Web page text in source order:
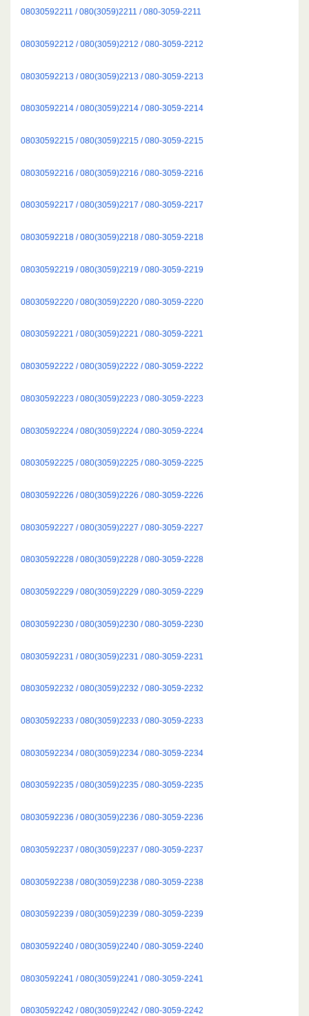
08030592211 / 080(3059)2211 / 080-3059-2211
08030592212 / 080(3059)2212 / 080-3059-2212
08030592213 / 080(3059)2213 / 080-3059-2213
08030592214 / 080(3059)2214 / 080-3059-2214
08030592215 / 080(3059)2215 / 080-3059-2215
08030592216 / 080(3059)2216 / 080-3059-2216
08030592217 / 080(3059)2217 / 080-3059-2217
08030592218 / 080(3059)2218 / 080-3059-2218
08030592219 / 080(3059)2219 / 080-3059-2219
08030592220 / 080(3059)2220 / 080-3059-2220
08030592221 / 080(3059)2221 / 080-3059-2221
08030592222 / 080(3059)2222 / 080-3059-2222
08030592223 / 080(3059)2223 / 080-3059-2223
08030592224 / 080(3059)2224 / 080-3059-2224
08030592225 / 080(3059)2225 / 080-3059-2225
08030592226 / 080(3059)2226 / 080-3059-2226
08030592227 / 080(3059)2227 / 080-3059-2227
08030592228 / 080(3059)2228 / 080-3059-2228
08030592229 / 080(3059)2229 / 080-3059-2229
08030592230 / 080(3059)2230 / 080-3059-2230
08030592231 / 080(3059)2231 / 080-3059-2231
08030592232 / 080(3059)2232 / 080-3059-2232
08030592233 / 080(3059)2233 / 080-3059-2233
08030592234 / 080(3059)2234 / 080-3059-2234
08030592235 / 080(3059)2235 / 080-3059-2235
08030592236 / 080(3059)2236 / 080-3059-2236
08030592237 / 080(3059)2237 / 080-3059-2237
08030592238 / 080(3059)2238 / 080-3059-2238
08030592239 / 080(3059)2239 / 080-3059-2239
08030592240 / 080(3059)2240 / 080-3059-2240
08030592241 / 080(3059)2241 / 080-3059-2241
08030592242 / 080(3059)2242 / 080-3059-2242